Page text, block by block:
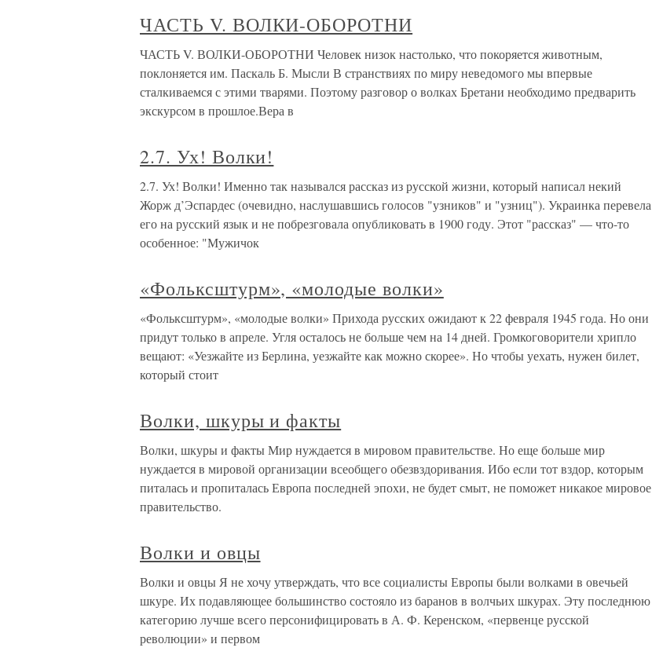
ЧАСТЬ V. ВОЛКИ-ОБОРОТНИ
ЧАСТЬ V. ВОЛКИ-ОБОРОТНИ Человек низок настолько, что покоряется животным,
поклоняется им. Паскаль Б. Мысли В странствиях по миру неведомого мы впервые
сталкиваемся с этими тварями. Поэтому разговор о волках Бретани необходимо предварить
экскурсом в прошлое.Вера в
2.7. Ух! Волки!
2.7. Ух! Волки! Именно так назывался рассказ из русской жизни, который написал некий
Жорж д’Эспардес (очевидно, наслушавшись голосов "узников" и "узниц"). Украинка перевела
его на русский язык и не побрезговала опубликовать в 1900 году. Этот "рассказ" — что-то
особенное: "Мужичок
«Фольксштурм», «молодые волки»
«Фольксштурм», «молодые волки» Прихода русских ожидают к 22 февраля 1945 года. Но они
придут только в апреле. Угля осталось не больше чем на 14 дней. Громкоговорители хрипло
вещают: «Уезжайте из Берлина, уезжайте как можно скорее». Но чтобы уехать, нужен билет,
который стоит
Волки, шкуры и факты
Волки, шкуры и факты Мир нуждается в мировом правительстве. Но еще больше мир
нуждается в мировой организации всеобщего обезвздоривания. Ибо если тот вздор, которым
питалась и пропиталась Европа последней эпохи, не будет смыт, не поможет никакое мировое
правительство.
Волки и овцы
Волки и овцы Я не хочу утверждать, что все социалисты Европы были волками в овечьей
шкуре. Их подавляющее большинство состояло из баранов в волчьих шкурах. Эту последнюю
категорию лучше всего персонифицировать в А. Ф. Керенском, «первенце русской
революции» и первом